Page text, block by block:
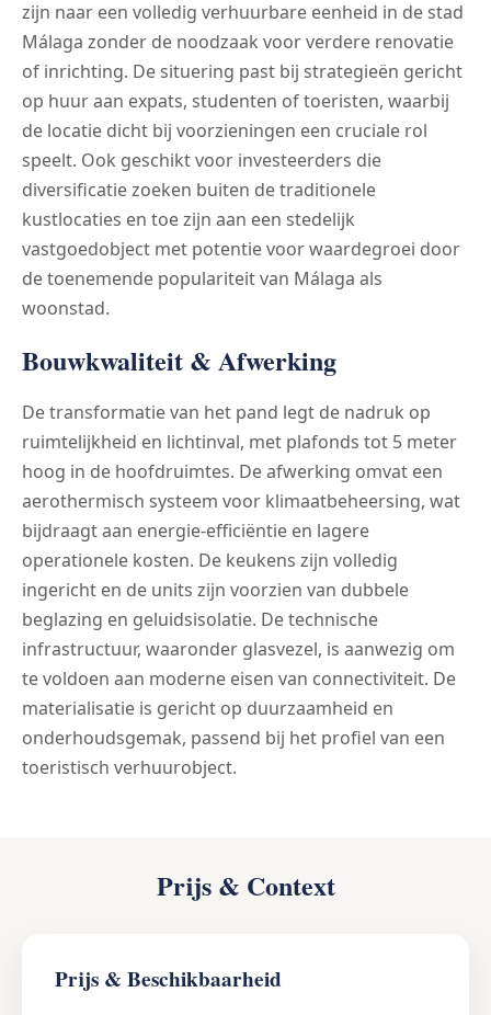
zijn naar een volledig verhuurbare eenheid in de stad
Málaga zonder de noodzaak voor verdere renovatie
of inrichting. De situering past bij strategieën gericht
op huur aan expats, studenten of toeristen, waarbij
de locatie dicht bij voorzieningen een cruciale rol
speelt. Ook geschikt voor investeerders die
diversificatie zoeken buiten de traditionele
kustlocaties en toe zijn aan een stedelijk
vastgoedobject met potentie voor waardegroei door
de toenemende populariteit van Málaga als
woonstad.
Bouwkwaliteit & Afwerking
De transformatie van het pand legt de nadruk op
ruimtelijkheid en lichtinval, met plafonds tot 5 meter
hoog in de hoofdruimtes. De afwerking omvat een
aerothermisch systeem voor klimaatbeheersing, wat
bijdraagt aan energie-efficiëntie en lagere
operationele kosten. De keukens zijn volledig
ingericht en de units zijn voorzien van dubbele
beglazing en geluidsisolatie. De technische
infrastructuur, waaronder glasvezel, is aanwezig om
te voldoen aan moderne eisen van connectiviteit. De
materialisatie is gericht op duurzaamheid en
onderhoudsgemak, passend bij het profiel van een
toeristisch verhuurobject.
Prijs & Context
Prijs & Beschikbaarheid